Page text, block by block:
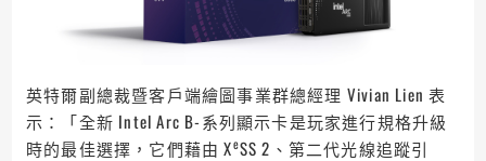
英特爾副總裁暨客戶端繪圖事業群總經理 Vivian Lien 表
示：「全新 Intel Arc B-系列顯示卡是玩家進行規格升級
時的最佳選擇，它們藉由 XeSS 2、第二代光線追蹤引